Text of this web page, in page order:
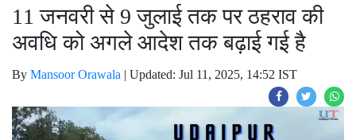
11 जनवरी से 9 जुलाई तक पर ठहराव की
अवधि को अगले आदेश तक बढ़ाई गई है
By Mansoor Orawala | Updated: Jul 11, 2025, 14:52 IST